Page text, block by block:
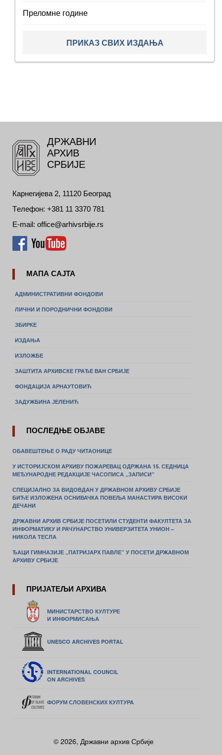
Преломне године
ПРИКАЗ СВИХ ИЗДАЊА
ДРЖАВНИ
АРХИВ
СРБИЈЕ
Карнегијева 2, 11120 Београд
Tелефон: +381 11 3370 781
E-mail: office@arhivsrbije.rs
МАПА САЈТА
АДМИНИСТРАТИВНИ ФОНДОВИ
ЛИЧНИ И ПОРОДНИЧНИ ФОНДОВИ
ЗБИРКЕ
ИЗДАЊА
ИЗЛОЖБЕ
ЗАШТИТА АРХИВСКЕ ГРАЂЕ ВАН СРБИЈЕ
ФОНДАЦИЈА АРНАУТОВИЋ
ЗАДУЖБИНА ЈЕЛЕНИЋ
ПОСЛЕДЊЕ ОБЈАВЕ
ОБАВЕШТЕЊЕ О РАДУ ЧИТАОНИЦЕ
У ИСТОРИЈСКОМ АРХИВУ ПОЖАРЕВАЦ ОДРЖАНА 15. СЕДНИЦА
МЕЂУНАРОДНЕ РЕДАКЦИЈЕ ЧАСОПИСА „ЗАПИСИ”
СПЕЦИЈАЛНО ЗА ВИДОВДАН У ДРЖАВНОМ АРХИВУ СРБИЈЕ
БИЋЕ ИЗЛОЖЕНА ОСНИВАЧКА ПОВЕЉА МАНАСТИРА ВИСОКИ
ДЕЧАНИ
ДРЖАВНИ АРХИВ СРБИЈЕ ПОСЕТИЛИ СТУДЕНТИ ФАКУЛТЕТА ЗА
ИНФОРМАТИКУ И РАЧУНАРСТВО УНИВЕРЗИТЕТА УНИОН –
НИКОЛА ТЕСЛА
ЂАЦИ ГИМНАЗИЈЕ „ПАТРИЈАРХ ПАВЛЕ” У ПОСЕТИ ДРЖАВНОМ
АРХИВУ СРБИЈЕ
ПРИЈАТЕЉИ АРХИВА
МИНИСТАРСТВО КУЛТУРЕ
И ИНФОРМИСАЊА
UNESCO ARCHIVES PORTAL
INTERNATIONAL COUNCIL
ON ARCHIVES
ФОРУМ СЛОВЕНСКИХ КУЛТУРА
© 2026, Државни архив Србије